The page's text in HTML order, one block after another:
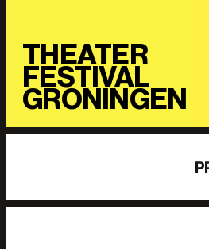
THEATER
FESTIVAL
GRONINGEN